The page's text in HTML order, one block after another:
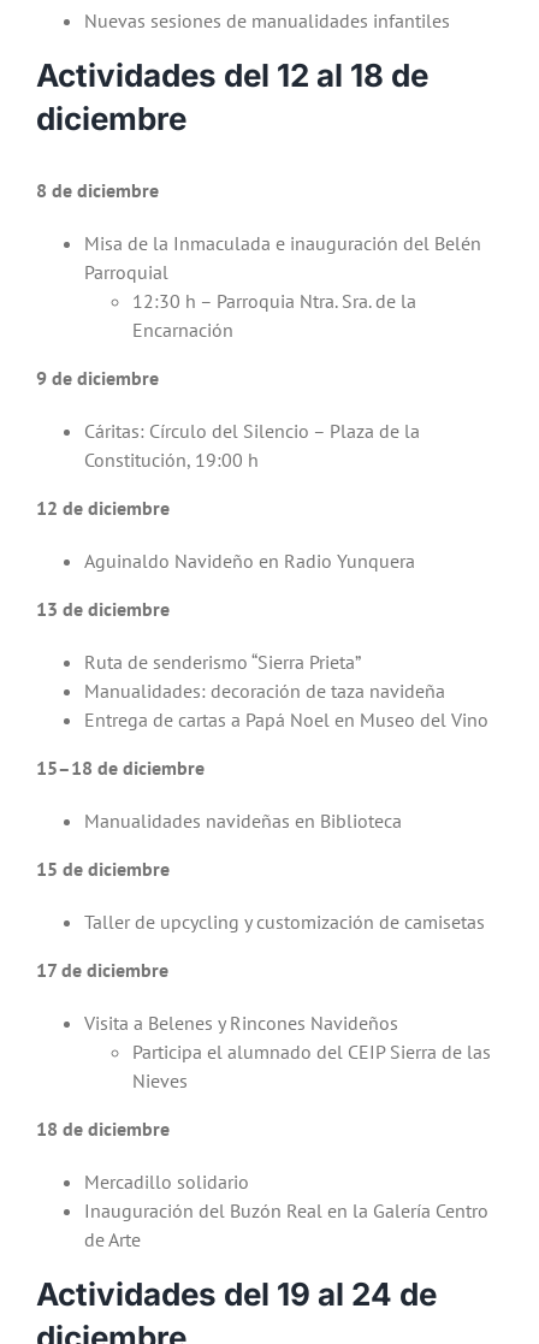
Nuevas sesiones de manualidades infantiles
Actividades del 12 al 18 de
diciembre
8 de diciembre
Misa de la Inmaculada e inauguración del Belén
Parroquial
12:30 h – Parroquia Ntra. Sra. de la
Encarnación
9 de diciembre
Cáritas: Círculo del Silencio – Plaza de la
Constitución, 19:00 h
12 de diciembre
Aguinaldo Navideño en Radio Yunquera
13 de diciembre
Ruta de senderismo “Sierra Prieta”
Manualidades: decoración de taza navideña
Entrega de cartas a Papá Noel en Museo del Vino
15–18 de diciembre
Manualidades navideñas en Biblioteca
15 de diciembre
Taller de upcycling y customización de camisetas
17 de diciembre
Visita a Belenes y Rincones Navideños
Participa el alumnado del CEIP Sierra de las
Nieves
18 de diciembre
Mercadillo solidario
Inauguración del Buzón Real en la Galería Centro
de Arte
Actividades del 19 al 24 de